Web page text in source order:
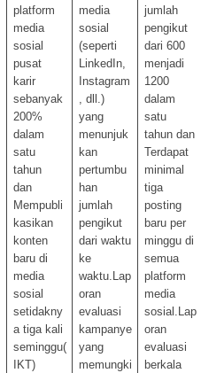
platform
media
sosial
pusat
karir
sebanyak
200%
dalam
satu
tahun
dan
Mempubli
kasikan
konten
baru di
media
sosial
setidakny
a tiga kali
seminggu(
IKT)
media
sosial
(seperti
LinkedIn,
Instagram
, dll.)
yang
menunjuk
kan
pertumbu
han
jumlah
pengikut
dari waktu
ke
waktu.Lap
oran
evaluasi
kampanye
yang
memungki
jumlah
pengikut
dari 600
menjadi
1200
dalam
satu
tahun dan
Terdapat
minimal
tiga
posting
baru per
minggu di
semua
platform
media
sosial.Lap
oran
evaluasi
berkala